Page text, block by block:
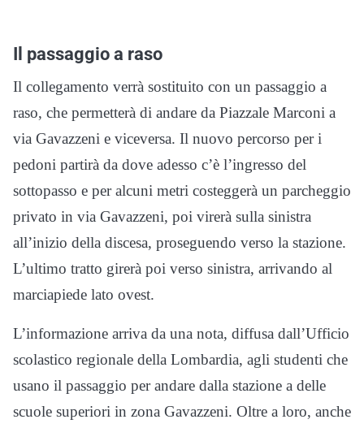
Il passaggio a raso
Il collegamento verrà sostituito con un passaggio a
raso, che permetterà di andare da Piazzale Marconi a
via Gavazzeni e viceversa. Il nuovo percorso per i
pedoni partirà da dove adesso c’è l’ingresso del
sottopasso e per alcuni metri costeggerà un parcheggio
privato in via Gavazzeni, poi virerà sulla sinistra
all’inizio della discesa, proseguendo verso la stazione.
L’ultimo tratto girerà poi verso sinistra, arrivando al
marciapiede lato ovest.
L’informazione arriva da una nota, diffusa dall’Ufficio
scolastico regionale della Lombardia, agli studenti che
usano il passaggio per andare dalla stazione a delle
scuole superiori in zona Gavazzeni. Oltre a loro, anche